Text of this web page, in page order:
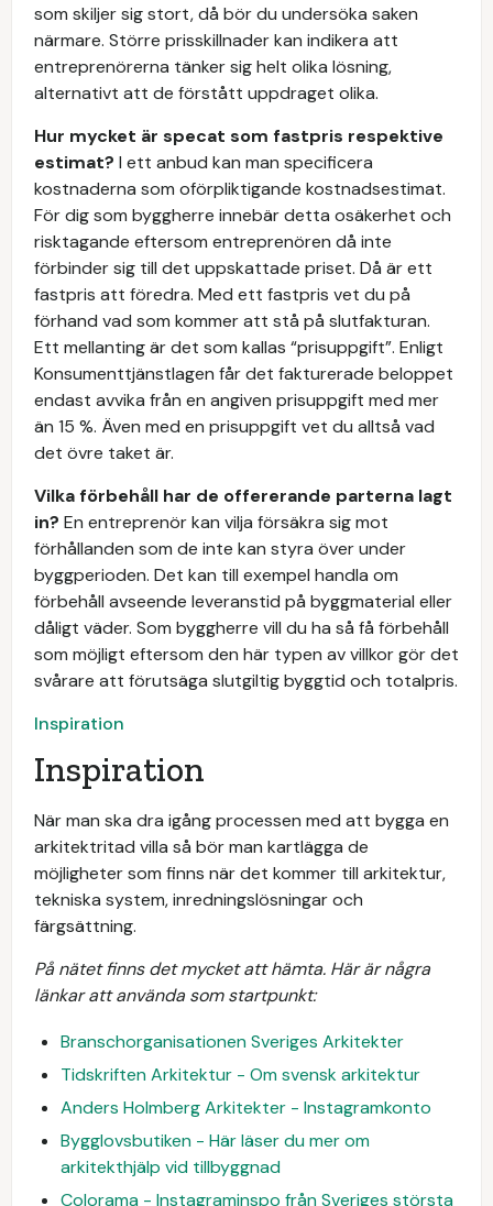
som skiljer sig stort, då bör du undersöka saken
närmare. Större prisskillnader kan indikera att
entreprenörerna tänker sig helt olika lösning,
alternativt att de förstått uppdraget olika.
Hur mycket är specat som fastpris respektive
estimat? I ett anbud kan man specificera
kostnaderna som oförpliktigande kostnadsestimat.
För dig som byggherre innebär detta osäkerhet och
risktagande eftersom entreprenören då inte
förbinder sig till det uppskattade priset. Då är ett
fastpris att föredra. Med ett fastpris vet du på
förhand vad som kommer att stå på slutfakturan.
Ett mellanting är det som kallas “prisuppgift”. Enligt
Konsumenttjänstlagen får det fakturerade beloppet
endast avvika från en angiven prisuppgift med mer
än 15 %. Även med en prisuppgift vet du alltså vad
det övre taket är.
Vilka förbehåll har de offererande parterna lagt
in? En entreprenör kan vilja försäkra sig mot
förhållanden som de inte kan styra över under
byggperioden. Det kan till exempel handla om
förbehåll avseende leveranstid på byggmaterial eller
dåligt väder. Som byggherre vill du ha så få förbehåll
som möjligt eftersom den här typen av villkor gör det
svårare att förutsäga slutgiltig byggtid och totalpris.
Inspiration
Inspiration
När man ska dra igång processen med att bygga en
arkitektritad villa så bör man kartlägga de
möjligheter som finns när det kommer till arkitektur,
tekniska system, inredningslösningar och
färgsättning.
På nätet finns det mycket att hämta. Här är några
länkar att använda som startpunkt:
Branschorganisationen Sveriges Arkitekter
Tidskriften Arkitektur - Om svensk arkitektur
Anders Holmberg Arkitekter - Instagramkonto
Bygglovsbutiken - Här läser du mer om
arkitekthjälp vid tillbyggnad
Colorama - Instagraminspo från Sveriges största